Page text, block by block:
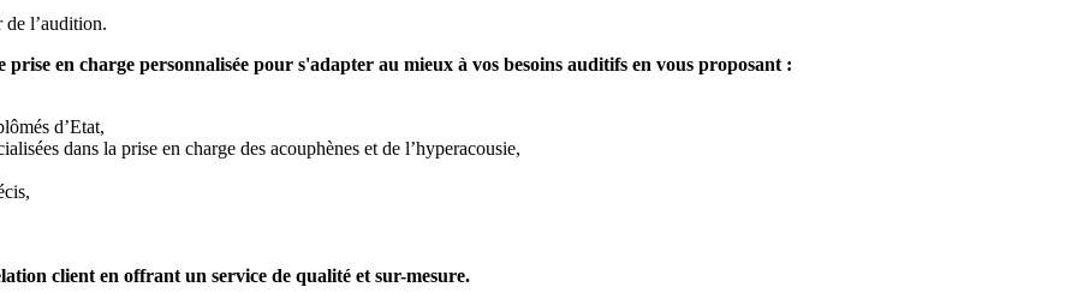
l’audition.
en charge personnalisée pour s'adapter au mieux à vos besoins auditifs en vous proposant :
d’Etat,
dans la prise en charge des acouphènes et de l’hyperacousie,
client en offrant un service de qualité et sur-mesure.